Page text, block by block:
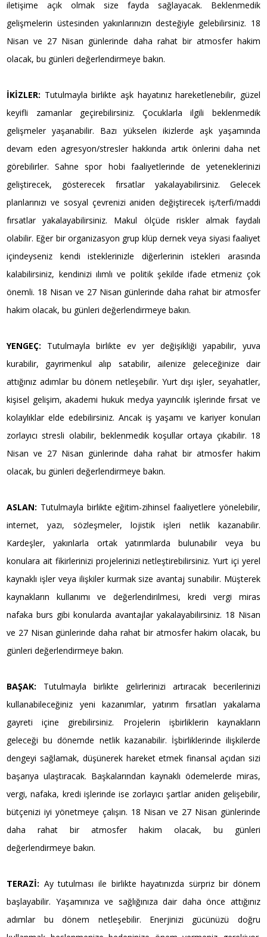
iletişime açık olmak size fayda sağlayacak. Beklenmedik
gelişmelerin üstesinden yakınlarınızın desteğiyle gelebilirsiniz. 18
Nisan ve 27 Nisan günlerinde daha rahat bir atmosfer hakim
olacak, bu günleri değerlendirmeye bakın.
İKİZLER: Tutulmayla birlikte aşk hayatınız hareketlenebilir, güzel
keyifli zamanlar geçirebilirsiniz. Çocuklarla ilgili beklenmedik
gelişmeler yaşanabilir. Bazı yükselen ikizlerde aşk yaşamında
devam eden agresyon/stresler hakkında artık önlerini daha net
görebilirler. Sahne spor hobi faaliyetlerinde de yeteneklerinizi
geliştirecek, gösterecek fırsatlar yakalayabilirsiniz. Gelecek
planlarınızı ve sosyal çevrenizi aniden değiştirecek iş/terfi/maddi
fırsatlar yakalayabilirsiniz. Makul ölçüde riskler almak faydalı
olabilir. Eğer bir organizasyon grup klüp dernek veya siyasi faaliyet
içindeyseniz kendi isteklerinizle diğerlerinin istekleri arasında
kalabilirsiniz, kendinizi ılımlı ve politik şekilde ifade etmeniz çok
önemli. 18 Nisan ve 27 Nisan günlerinde daha rahat bir atmosfer
hakim olacak, bu günleri değerlendirmeye bakın.
YENGEÇ:
Tutulmayla birlikte ev yer değişikliği yapabilir, yuva
kurabilir, gayrimenkul alıp satabilir, ailenize geleceğinize dair
attığınız adımlar bu dönem netleşebilir. Yurt dışı işler, seyahatler,
kişisel gelişim, akademi hukuk medya yayıncılık işlerinde fırsat ve
kolaylıklar elde edebilirsiniz. Ancak iş yaşamı ve kariyer konuları
zorlayıcı stresli olabilir, beklenmedik koşullar ortaya çıkabilir. 18
Nisan ve 27 Nisan günlerinde daha rahat bir atmosfer hakim
olacak, bu günleri değerlendirmeye bakın.
ASLAN: Tutulmayla birlikte eğitim-zihinsel faaliyetlere yönelebilir,
internet, yazı, sözleşmeler, lojistik işleri netlik kazanabilir.
Kardeşler, yakınlarla ortak yatırımlarda bulunabilir veya bu
konulara ait fikirlerinizi projelerinizi netleştirebilirsiniz. Yurt içi yerel
kaynaklı işler veya ilişkiler kurmak size avantaj sunabilir. Müşterek
kaynakların kullanımı ve değerlendirilmesi, kredi vergi miras
nafaka burs gibi konularda avantajlar yakalayabilirsiniz. 18 Nisan
ve 27 Nisan günlerinde daha rahat bir atmosfer hakim olacak, bu
günleri değerlendirmeye bakın.
BAŞAK:
Tutulmayla birlikte gelirlerinizi artıracak becerilerinizi
kullanabileceğiniz yeni kazanımlar, yatırım fırsatları yakalama
gayreti içine girebilirsiniz. Projelerin işbirliklerin kaynakların
geleceği bu dönemde netlik kazanabilir. İşbirliklerinde ilişkilerde
dengeyi sağlamak, düşünerek hareket etmek finansal açıdan sizi
başarıya ulaştıracak. Başkalarından kaynaklı ödemelerde miras,
vergi, nafaka, kredi işlerinde ise zorlayıcı şartlar aniden gelişebilir,
bütçenizi iyi yönetmeye çalışın. 18 Nisan ve 27 Nisan günlerinde
daha rahat bir atmosfer hakim olacak, bu günleri
değerlendirmeye bakın.
TERAZİ: Ay tutulması ile birlikte hayatınızda sürpriz bir dönem
başlayabilir. Yaşamınıza ve sağlığınıza dair daha önce attığınız
adımlar bu dönem netleşebilir. Enerjinizi gücünüzü doğru